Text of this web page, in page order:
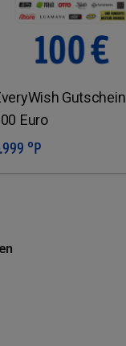
Gutschein
Euro
In den Warenkorb
°P